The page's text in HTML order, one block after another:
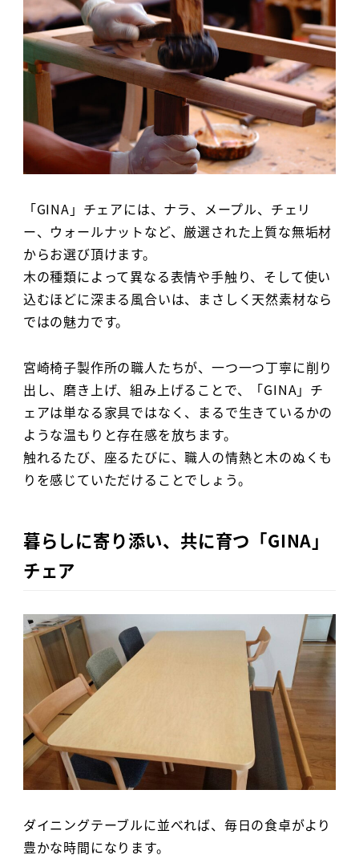
「GINA」チェアには、ナラ、メープル、チェリ
ー、ウォールナットなど、厳選された上質な無垢材
からお選び頂けます。
木の種類によって異なる表情や手触り、そして使い
込むほどに深まる風合いは、まさしく天然素材なら
ではの魅力です。
宮崎椅子製作所の職人たちが、一つ一つ丁寧に削り
出し、磨き上げ、組み上げることで、「GINA」チ
ェアは単なる家具ではなく、まるで生きているかの
ような温もりと存在感を放ちます。
触れるたび、座るたびに、職人の情熱と木のぬくも
りを感じていただけることでしょう。
暮らしに寄り添い、共に育つ「GINA」
チェア
ダイニングテーブルに並べれば、毎日の食卓がより
豊かな時間になります。